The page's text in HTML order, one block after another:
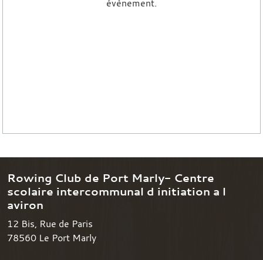
évènement.
Rowing Club de Port Marly- Centre
scolaire intercommunal d initiation a l
aviron
12 Bis, Rue de Paris
78560 Le Port Marly